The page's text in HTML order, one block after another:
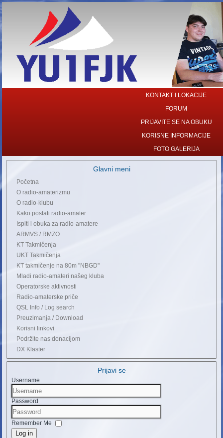
KONTAKT I LOKACIJE
FORUM
PRIJAVITE SE NA OBUKU
KORISNE INFORMACIJE
FOTO GALERIJA
Glavni meni
Početna
O radio-amaterizmu
O radio-klubu
Kako postati radio-amater
Ispiti i obuka za radio-amatere
ARMVS / RMZO
KT Takmičenja
UKT Takmičenja
KT takmičenje na 80m "NBGD"
Mladi radio-amateri našeg kluba
Operatorske aktivnosti
Radio-amaterske priče
QSL Info / Log search
Preuzimanja / Download
Korisni linkovi
Podržite nas donacijom
DX Klaster
Prijavi se
Username
Password
Remember Me
Log in